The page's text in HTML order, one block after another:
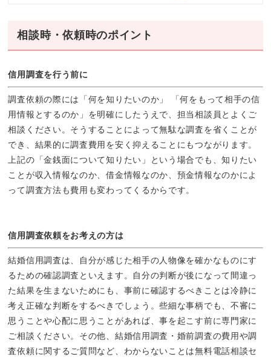
相談時・依頼時のポイント
信用調査を行う前に
調査依頼の際には「何を知りたいのか」 「何をもって相手の信
用情報とするのか」を明確にしたうえで、担当相談員とよくご
相談ください。そうすることによって無駄な調査を省くことが
でき、結果的に調査費用を安く抑えることにもつながります。
上記の「金銭面について知りたい」という場合でも、知りたい
ことが収入情報なのか、借金情報なのか、預金情報なのかによ
って調査方法も費用も変わってくるからです。
信用調査依頼をお考えの方は
結婚信用調査は、自分が感じた相手の人物像を確かなものにす
るための確認調査といえます。自分の判断が後になって間違っ
た結果を生まないためにも、事前に確認するべきことは冷静に
考え正確な判断をするべきでしょう。些細な事柄でも、不審に
思うことや心配に思うことがあれば、事を起こす前に専門家に
ご相談ください。その他、結婚信用調査・婚前調査の費用や調
査依頼に関するご質問など、わからないことは無料電話相談セ